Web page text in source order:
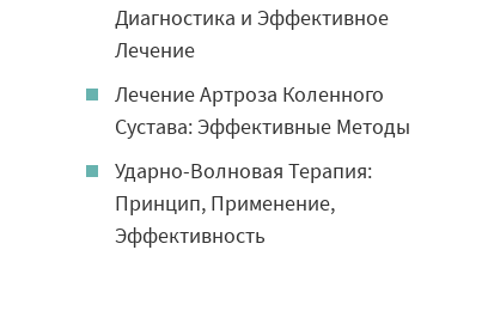
Диагностика и Эффективное
Лечение
Лечение Артроза Коленного
Сустава: Эффективные Методы
Ударно-Волновая Терапия:
Принцип, Применение,
Эффективность